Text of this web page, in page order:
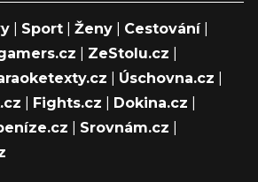
Sport Ženy Cestování|
ZeStolu.cz
Úschovna.cz
Fights.cz Dokina.cz
Srovnám.cz